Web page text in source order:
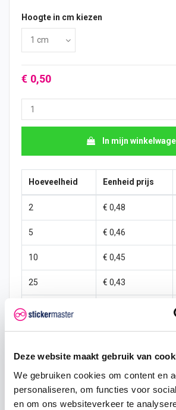
Deze website maakt gebruik van
We gebruiken cookies om content en
personaliseren, om functies voor
en om ons websiteverkeer te
Hoogte in cm kiezen
€ 0,50
In mijn
Hoeveelheid Eenheid prijs
2 € 0,48
5 € 0,46
10 € 0,45
25 € 0,43
100 € 0,38
250 € 0,35
500
1000 € 0,25